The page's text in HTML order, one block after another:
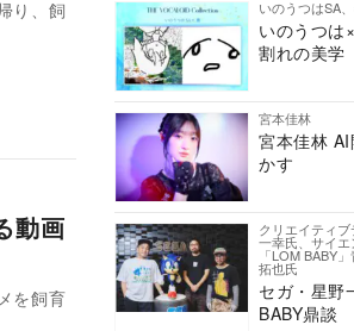
り、飼
動画
を飼育
いのうつはSA
いのうつは
割れの美学
宮本佳林
宮本佳林
かす
クリエイティ
一幸氏、サイ
「LOM BABY
拓也氏
セガ・星野
BABY鼎談